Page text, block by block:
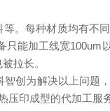
。每种材质均有不
能加工线宽
拉长。
创为解决以上问
压印成型的代加工